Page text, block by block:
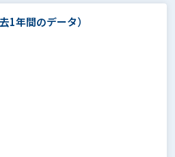
去1年間のデータ）